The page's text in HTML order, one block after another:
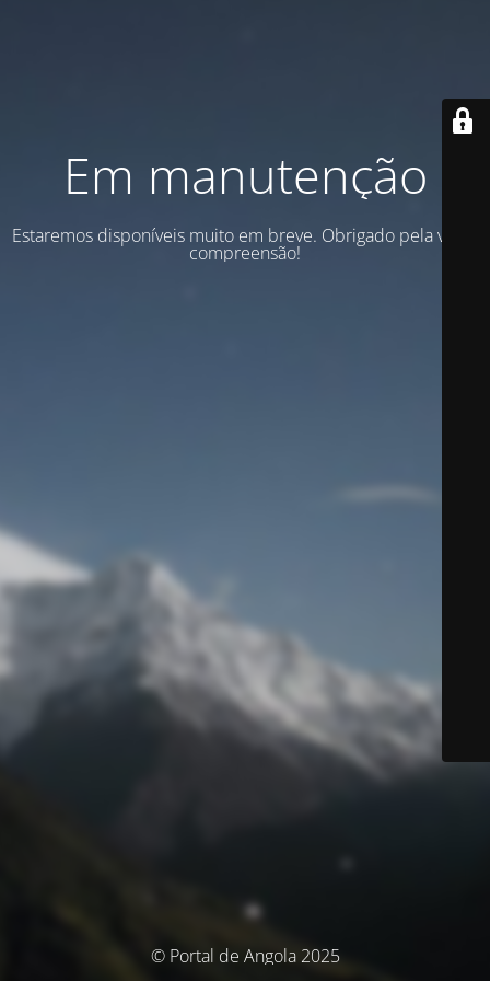
Em manutenção
Estaremos disponíveis muito em breve. Obrigado pela vossa
compreensão!
© Portal de Angola 2025